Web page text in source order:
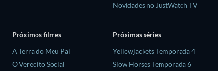
Novidades no JustWatch TV
Próximos filmes
A Terra do Meu Pai
O Veredito Social
Próximas séries
Yellowjackets Temporada 4
Slow Horses Temporada 6